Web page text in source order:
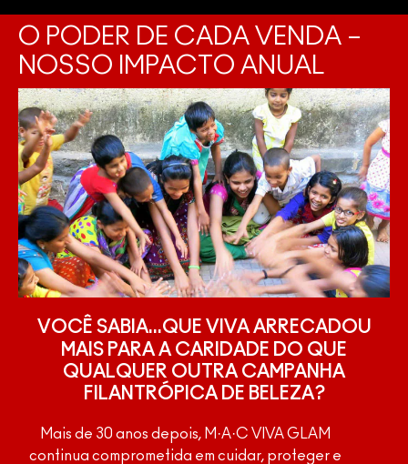
O PODER DE CADA VENDA –
NOSSO IMPACTO ANUAL
VOCÊ SABIA...QUE VIVA ARRECADOU
MAIS PARA A CARIDADE DO QUE
QUALQUER OUTRA CAMPANHA
FILANTRÓPICA DE BELEZA?
Mais de 30 anos depois, M·A·C VIVA GLAM
continua comprometida em cuidar, proteger e